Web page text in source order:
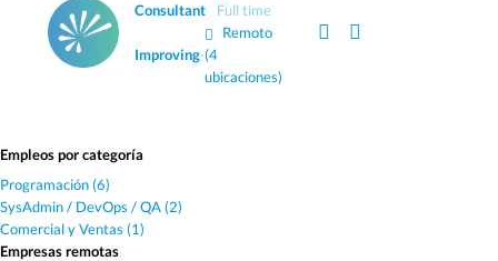
Consultant
Full time
Improving·
Remoto
(4
ubicaciones)
Empleos por categoría
Programación (6)
SysAdmin / DevOps / QA (2)
Comercial y Ventas (1)
Empresas remotas